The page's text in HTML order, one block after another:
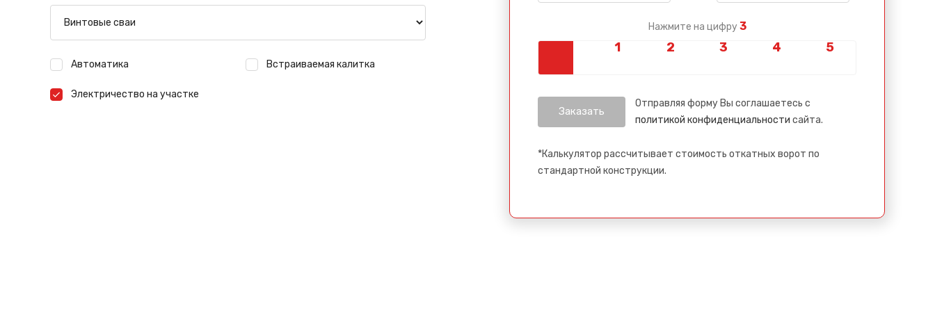
Автоматика Встраиваемая калитка
Электричество на участке
Нажмите на цифру 3
Отправляя форму Вы соглашаетесь с
политикой конфиденциальности сайта.
*Калькулятор рассчитывает стоимость откатных ворот по
стандартной конструкции.